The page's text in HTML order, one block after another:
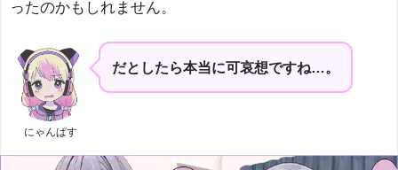
ったのかもしれません。
にゃんぱす
だとしたら本当に可哀想ですね…。